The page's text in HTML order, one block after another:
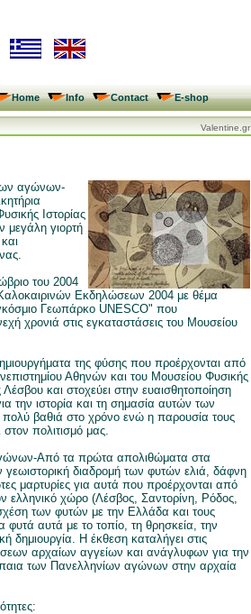
Home Info Contact E-shop
Valentine.gr
αγώνων-
Ιστορίας
γιορτή
του 2004
Εκδηλώσεων 2004 με θέμα
Γεωπάρκο UNESCO" που
χρονιά στις εγκαταστάσεις του Μουσείου
της φύσης που προέρχονται από
Αθηνών και του Μουσείου Φυσικής
και στοχεύει στην ευαισθητοποίηση
την ιστορία και τη σημασία αυτών των
πολύ βαθιά στο χρόνο ενώ η παρουσία τους
πολιτισμό μας.
Από τα πρώτα απολιθώματα στα
γεωιστορική διαδρομή των φυτών ελιά, δάφνη
μαρτυρίες για αυτά που προέρχονται από
ελληνικό χώρο (Λέσβος, Σαντορίνη, Ρόδος,
των φυτών με την Ελλάδα και τους
αυτά με το τοπίο, τη θρησκεία, την
δημιουργία. Η έκθεση καταλήγει στις
αρχαίων αγγείων και ανάγλυφων για την
των Πανελληνίων αγώνων στην αρχαία